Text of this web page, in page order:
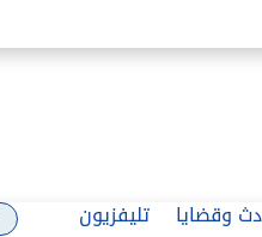
وقضايا تليفزيون